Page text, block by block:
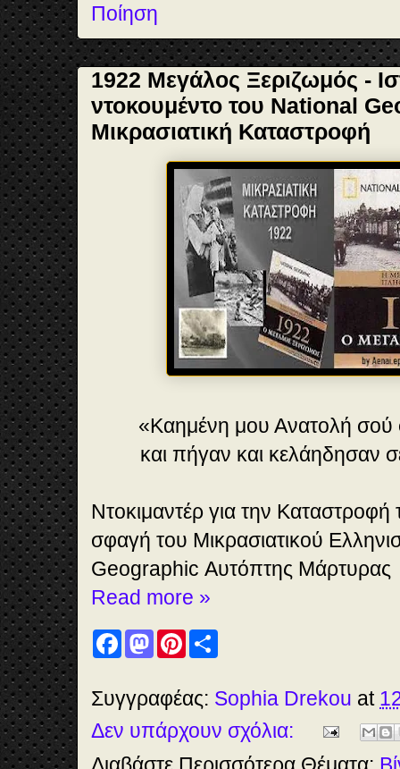
Ποίηση
1922 Μεγάλος Ξεριζωμός -
ντοκουμέντο του National
Μικρασιατική Καταστροφή
«Καημένη μου Ανατολή σού
και πήγαν και κελάηδησαν
Ντοκιμαντέρ για την Καταστροφή
σφαγή του Μικρασιατικού
Geographic Αυτόπτης Μάρτυρας
Read more »
F
a
b
o
o
k
M
a
o
d
o
n
P
e
r
e
s
e
Συγγραφέας: Sophia Drekou at
Δεν υπάρχουν σχόλια: